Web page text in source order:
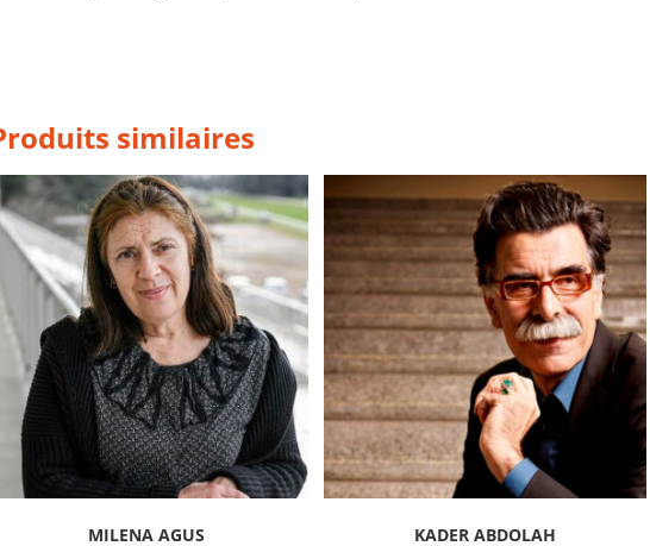
similaires
MILENA AGUS KADER ABDOLAH